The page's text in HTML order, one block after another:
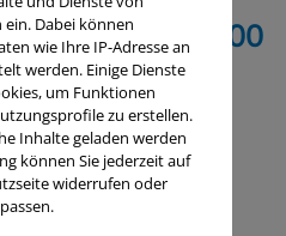
600
Dabei können
wie Ihre IP-Adresse an
werden. Einige Dienste
um Funktionen
zu erstellen.
Inhalte geladen werden
können Sie jederzeit auf
widerrufen oder